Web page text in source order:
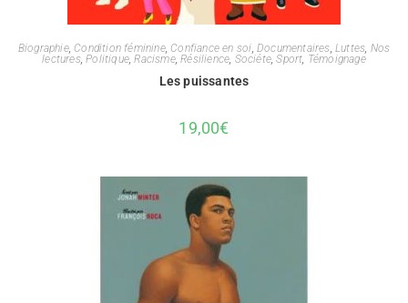
Biographie, Condition féminine, Confiance en soi Documentaires Luttes Nos
lectures,Politique,Racisme,Résilience Sociéte ,Sport Témoignage
Les puissantes
19,00€